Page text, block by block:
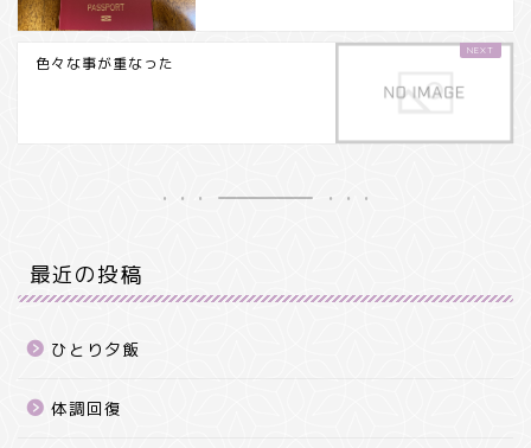
色々な事が重なった
最近の投稿
ひとり夕飯
体調回復